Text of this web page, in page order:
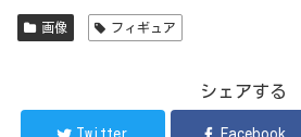
画像 フィギュア
シェアする